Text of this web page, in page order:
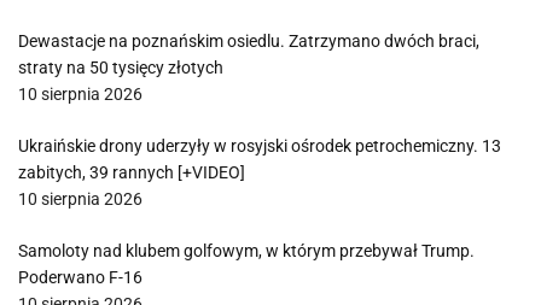
Dewastacje na poznańskim osiedlu. Zatrzymano dwóch braci,
straty na 50 tysięcy złotych
10 sierpnia 2026
Ukraińskie drony uderzyły w rosyjski ośrodek petrochemiczny. 13
zabitych, 39 rannych [+VIDEO]
10 sierpnia 2026
Samoloty nad klubem golfowym, w którym przebywał Trump.
Poderwano F-16